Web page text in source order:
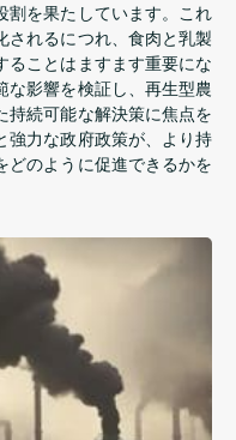
割を果たしています。これ
されるにつれ、食肉と乳製
ることはますます重要にな
な影響を検証し、再生型農
持続可能な解決策に焦点を
強力な政府政策が、より持
どのように促進できるかを